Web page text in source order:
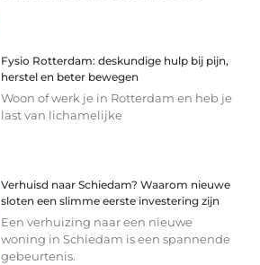
Fysio Rotterdam: deskundige hulp bij pijn,
herstel en beter bewegen
Woon of werk je in Rotterdam en heb je
last van lichamelijke
Verhuisd naar Schiedam? Waarom nieuwe
sloten een slimme eerste investering zijn
Een verhuizing naar een nieuwe
woning in Schiedam is een spannende
gebeurtenis.